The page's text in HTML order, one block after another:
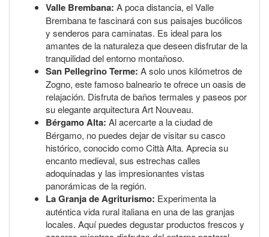
Valle Brembana: A poca distancia, el Valle
Brembana te fascinará con sus paisajes bucólicos
y senderos para caminatas. Es ideal para los
amantes de la naturaleza que deseen disfrutar de la
tranquilidad del entorno montañoso.
San Pellegrino Terme: A solo unos kilómetros de
Zogno, este famoso balneario te ofrece un oasis de
relajación. Disfruta de baños termales y paseos por
su elegante arquitectura Art Nouveau.
Bérgamo Alta: Al acercarte a la ciudad de
Bérgamo, no puedes dejar de visitar su casco
histórico, conocido como Città Alta. Aprecia su
encanto medieval, sus estrechas calles
adoquinadas y las impresionantes vistas
panorámicas de la región.
La Granja de Agriturismo: Experimenta la
auténtica vida rural italiana en una de las granjas
locales. Aquí puedes degustar productos frescos y